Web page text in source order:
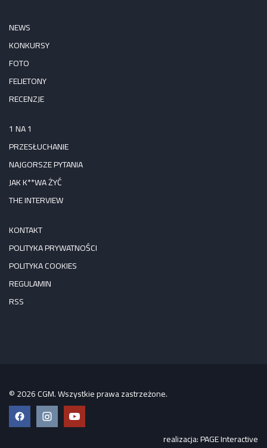
NEWS
KONKURSY
FOTO
FELIETONY
RECENZJE
1 NA 1
PRZESŁUCHANIE
NAJGORSZE PYTANIA
JAK K**WA ŻYĆ
THE INTERVIEW
KONTAKT
POLITYKA PRYWATNOŚCI
POLITYKA COOKIES
REGULAMIN
RSS
© 2026 CGM. Wszystkie prawa zastrzeżone.
FacebookInstagramYouTube
realizacja:PAGE Interactive